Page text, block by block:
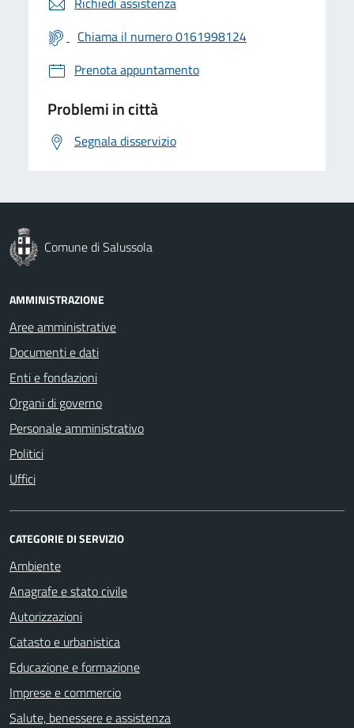
Chiama il numero 0161998124
Prenota appuntamento
Problemi in città
Segnala disservizio
Comune di Salussola
AMMINISTRAZIONE
Aree amministrative
Documenti e dati
Enti e fondazioni
Organi di governo
Personale amministrativo
Politici
Uffici
CATEGORIE DI SERVIZIO
Ambiente
Anagrafe e stato civile
Autorizzazioni
Catasto e urbanistica
Educazione e formazione
Imprese e commercio
Salute, benessere e assistenza